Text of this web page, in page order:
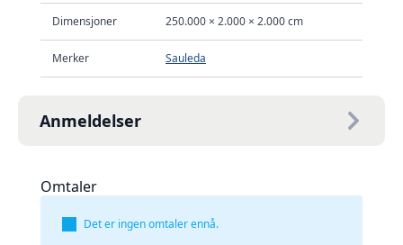
Dimensjoner 250.000 × 2.000 × 2.000 cm
Merker Sauleda
Anmeldelser
Omtaler
Det er ingen omtaler ennå.